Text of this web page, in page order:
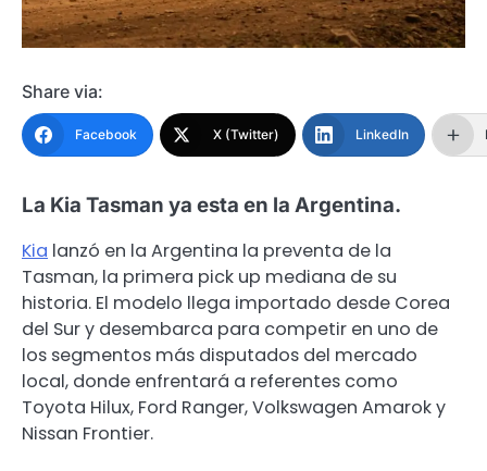
Share via:
Facebook X (Twitter) LinkedIn
La Kia Tasman ya esta en la Argentina.
Kia lanzó en la Argentina la preventa de la
Tasman, la primera pick up mediana de su
historia. El modelo llega importado desde Corea
del Sur y desembarca para competir en uno de
los segmentos más disputados del mercado
local, donde enfrentará a referentes como
Toyota Hilux, Ford Ranger, Volkswagen Amarok y
Nissan Frontier.